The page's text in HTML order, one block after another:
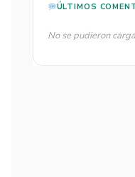
ÚLTIMOS
No se pudieron